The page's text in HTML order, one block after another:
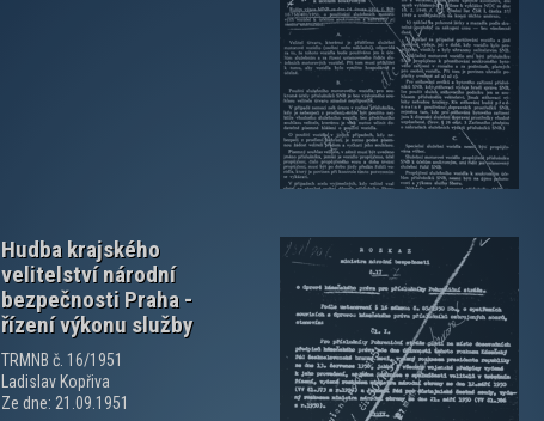
Hudba krajského
velitelství národní
bezpečnosti Praha -
řízení výkonu služby
TRMNB č. 16/1951
Ladislav Kopřiva
Ze dne: 21.09.1951
zobrazit PDF dokument
zobrazit PDF dokument